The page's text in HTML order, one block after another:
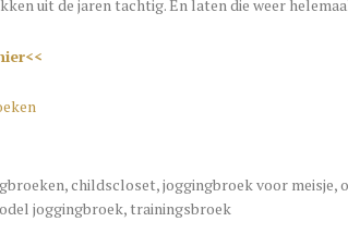
uit de jaren tachtig. En laten die weer
,childscloset,joggingbroek voor meisje,
joggingbroek, trainingsbroek